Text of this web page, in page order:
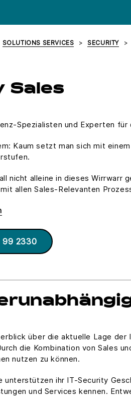
SOLUTIONS SERVICES SECURITY
Sales
Spezialisten und Experten
Kaum setzt man sich mit
nicht alleine in dieses Wirrwarr
allen Sales-Relevanten
99 2330
über die aktuelle Lage
die Kombination von Sales
nutzen zu können.
unterstützen ihr IT-Security
und Services kennen.